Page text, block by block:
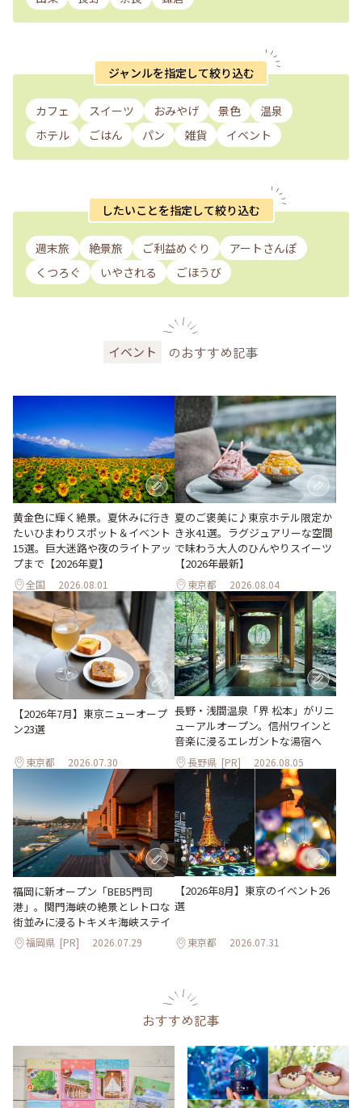
ジャンルを指定して絞り込む
カフェ スイーツ おみやげ 景色
温泉
ホテル
ごはん パン 雑貨 イベント
したいことを指定して絞り込む
週末旅 絶景旅 ご利益めぐり
アートさんぽ
くつろぐ
いやされる ごほうび
イベント のおすすめ記事
黄金色に輝く絶景。夏休みに行き
たいひまわりスポット＆イベント
15選。巨大迷路や夜のライトアッ
プまで【2026年夏】
全国 2026.08.01
夏のご褒美に♪東京ホテル限定か
き氷41選。ラグジュアリーな空間
で味わう大人のひんやりスイーツ
【2026年最新】
東京都 2026.08.04
【2026年7月】東京ニューオープ
ン23選
東京都 2026.07.30
長野・浅間温泉「界 松本」がリニ
ューアルオープン。信州ワインと
音楽に浸るエレガントな湯宿へ
長野県 [PR] 2026.08.05
福岡に新オープン「BEB5門司
港」。関門海峡の絶景とレトロな
街並みに浸るトキメキ海峡ステイ
福岡県 [PR] 2026.07.29
【2026年8月】東京のイベント26
選
東京都 2026.07.31
おすすめ記事